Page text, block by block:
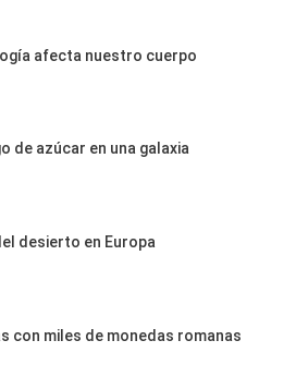
afecta nuestro cuerpo
de azúcar en una galaxia
desierto en Europa
con miles de monedas romanas